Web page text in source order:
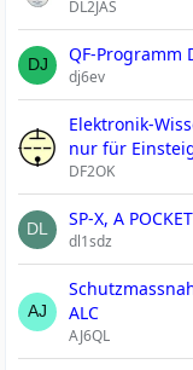
DL2JAS
QF-Programm
dj6ev
Elektronik-
nur für
DF2OK
SP-X, A
dl1sdz
ALC
AJ6QL